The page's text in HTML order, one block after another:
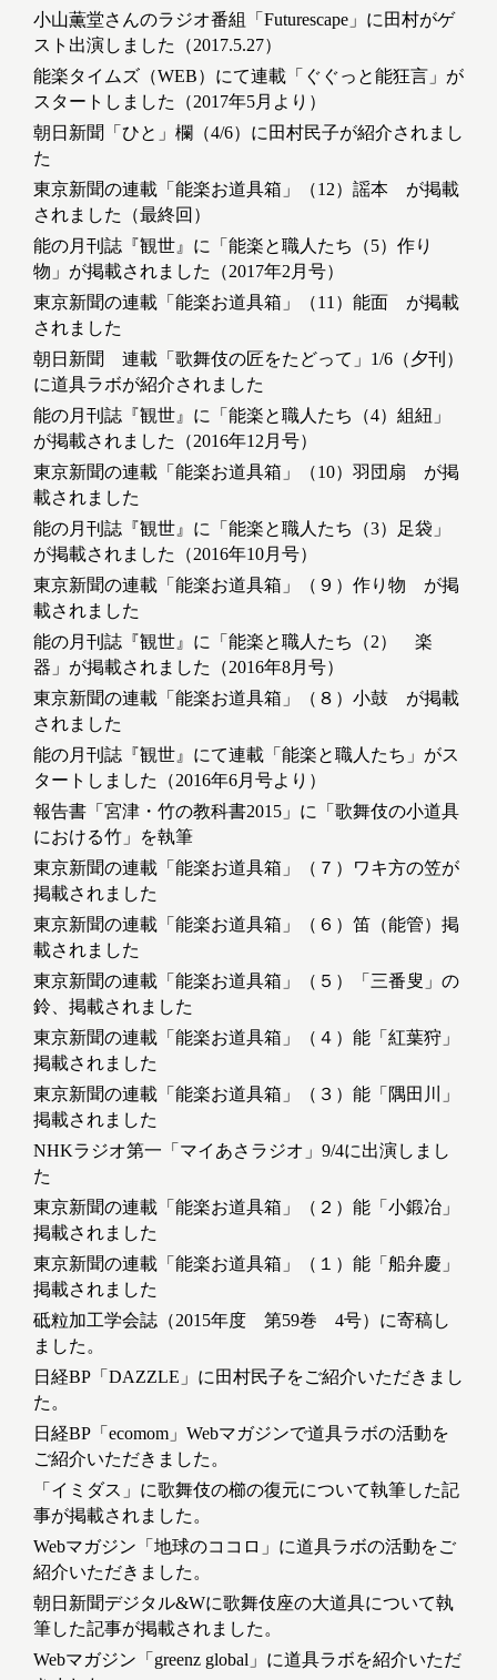
小山薫堂さんのラジオ番組「Futurescape」に田村がゲ
スト出演しました（2017.5.27）
能楽タイムズ（WEB）にて連載「ぐぐっと能狂言」が
スタートしました（2017年5月より）
朝日新聞「ひと」欄（4/6）に田村民子が紹介されまし
た
東京新聞の連載「能楽お道具箱」（12）謡本 が掲載
されました（最終回）
能の月刊誌『観世』に「能楽と職人たち（5）作り
物」が掲載されました（2017年2月号）
東京新聞の連載「能楽お道具箱」（11）能面 が掲載
されました
朝日新聞 連載「歌舞伎の匠をたどって」1/6（夕刊）
に道具ラボが紹介されました
能の月刊誌『観世』に「能楽と職人たち（4）組紐」
が掲載されました（2016年12月号）
東京新聞の連載「能楽お道具箱」（10）羽団扇 が掲
載されました
能の月刊誌『観世』に「能楽と職人たち（3）足袋」
が掲載されました（2016年10月号）
東京新聞の連載「能楽お道具箱」（９）作り物 が掲
載されました
能の月刊誌『観世』に「能楽と職人たち（2） 楽
器」が掲載されました（2016年8月号）
東京新聞の連載「能楽お道具箱」（８）小鼓 が掲載
されました
能の月刊誌『観世』にて連載「能楽と職人たち」がス
タートしました（2016年6月号より）
報告書「宮津・竹の教科書2015」に「歌舞伎の小道具
における竹」を執筆
東京新聞の連載「能楽お道具箱」（７）ワキ方の笠が
掲載されました
東京新聞の連載「能楽お道具箱」（６）笛（能管）掲
載されました
東京新聞の連載「能楽お道具箱」（５）「三番叟」の
鈴、掲載されました
東京新聞の連載「能楽お道具箱」（４）能「紅葉狩」
掲載されました
東京新聞の連載「能楽お道具箱」（３）能「隅田川」
掲載されました
NHKラジオ第一「マイあさラジオ」9/4に出演しまし
た
東京新聞の連載「能楽お道具箱」（２）能「小鍛冶」
掲載されました
東京新聞の連載「能楽お道具箱」（１）能「船弁慶」
掲載されました
砥粒加工学会誌（2015年度 第59巻 4号）に寄稿し
ました。
日経BP「DAZZLE」に田村民子をご紹介いただきまし
た。
日経BP「ecomom」Webマガジンで道具ラボの活動を
ご紹介いただきました。
「イミダス」に歌舞伎の櫛の復元について執筆した記
事が掲載されました。
Webマガジン「地球のココロ」に道具ラボの活動をご
紹介いただきました。
朝日新聞デジタル&Wに歌舞伎座の大道具について執
筆した記事が掲載されました。
Webマガジン「greenz global」に道具ラボを紹介いただ